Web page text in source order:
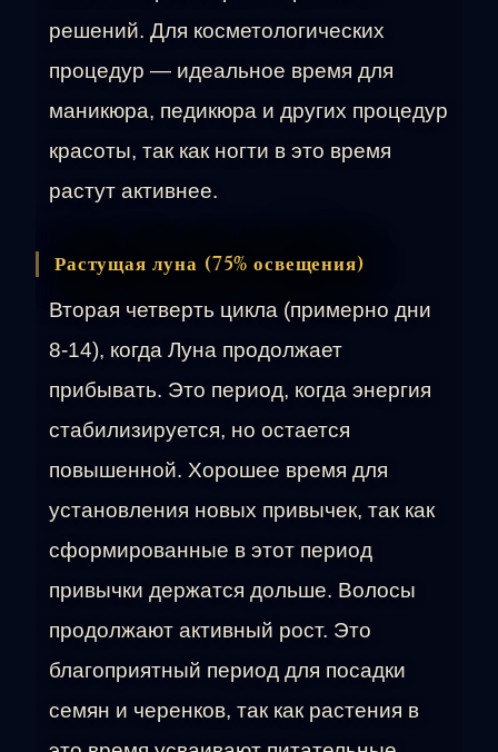
решений. Для косметологических
процедур — идеальное время для
маникюра, педикюра и других процедур
красоты, так как ногти в это время
растут активнее.
Растущая луна (75% освещения)
Вторая четверть цикла (примерно дни
8-14), когда Луна продолжает
прибывать. Это период, когда энергия
стабилизируется, но остается
повышенной. Хорошее время для
установления новых привычек, так как
сформированные в этот период
привычки держатся дольше. Волосы
продолжают активный рост. Это
благоприятный период для посадки
семян и черенков, так как растения в